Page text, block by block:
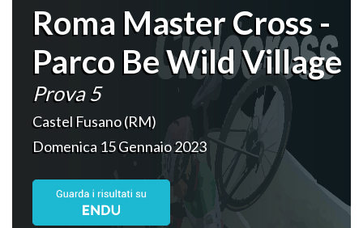
Roma Master Cross -
Parco Be Wild Village
Prova 5
Castel Fusano (RM)
Domenica 15 Gennaio 2023